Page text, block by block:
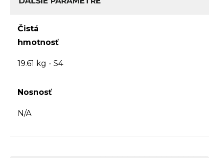
Čistá
hmotnosť
19.61 kg - S4
Nosnosť
N/A